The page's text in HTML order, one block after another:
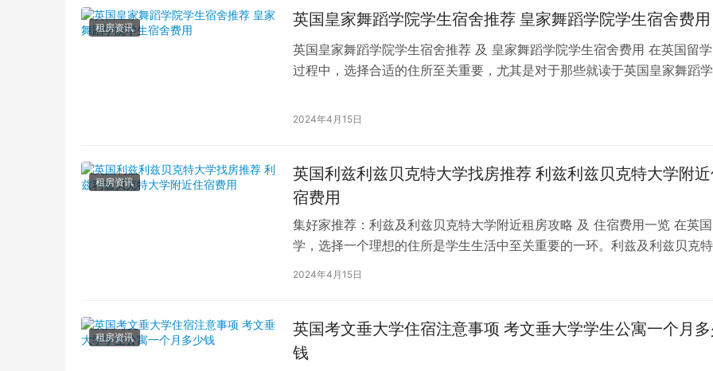
租房资讯 英国皇家舞蹈学院学生宿舍推荐 皇家舞蹈学院学生宿舍费用
英国皇家舞蹈学院学生宿舍推荐 及 皇家舞蹈学院学生宿舍费用 在英国留
过程中，选择合适的住所至关重要，尤其是对于那些就读于英国皇家舞蹈学
2024年4月15日
租房资讯
英国利兹利兹贝克特大学找房推荐 利兹利兹贝克特大学附
宿费用
集好家推荐：利兹及利兹贝克特大学附近租房攻略 及 住宿费用一览 在英
学，选择一个理想的住所是学生生活中至关重要的一环。利兹及利兹贝克特
学（以下简称利兹贝大）作为英国一所卓越的…
2024年4月15日
租房资讯
英国考文垂大学住宿注意事项 考文垂大学学生公寓一个月
钱